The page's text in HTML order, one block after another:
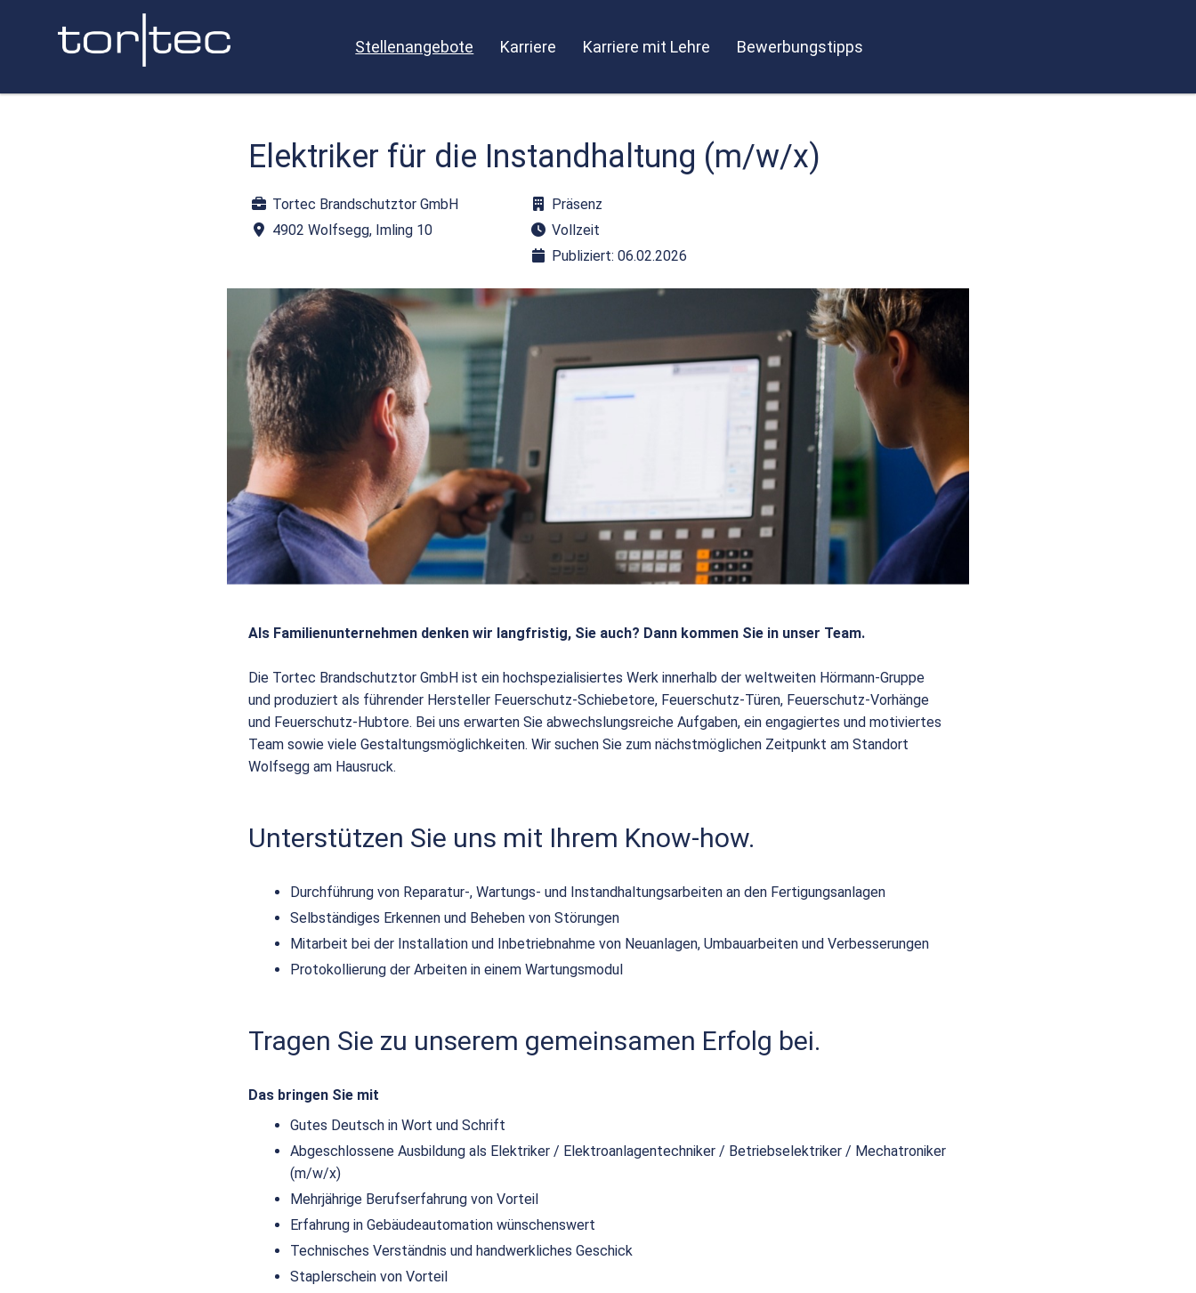
Stellenangebote Karriere Karriere mit Lehre Bewerbungstipps
Elektriker für die Instandhaltung (m/w/x)
Tortec Brandschutztor GmbH
4902 Wolfsegg, Imling 10
Präsenz
Vollzeit
Publiziert: 06.02.2026
Als Familienunternehmen denken wir langfristig, Sie auch? Dann kommen Sie in unser Team.
Die Tortec Brandschutztor GmbH ist ein hochspezialisiertes Werk innerhalb der weltweiten Hörmann-Gruppe
und produziert als führender Hersteller Feuerschutz-Schiebetore, Feuerschutz-Türen, Feuerschutz-Vorhänge
und Feuerschutz-Hubtore. Bei uns erwarten Sie abwechslungsreiche Aufgaben, ein engagiertes und motiviertes
Team sowie viele Gestaltungsmöglichkeiten. Wir suchen Sie zum nächstmöglichen Zeitpunkt am Standort
Wolfsegg am Hausruck.
Unterstützen Sie uns mit Ihrem Know-how.
Durchführung von Reparatur-, Wartungs- und Instandhaltungsarbeiten an den Fertigungsanlagen
Selbständiges Erkennen und Beheben von Störungen
Mitarbeit bei der Installation und Inbetriebnahme von Neuanlagen, Umbauarbeiten und Verbesserungen
Protokollierung der Arbeiten in einem Wartungsmodul
Tragen Sie zu unserem gemeinsamen Erfolg bei.
Das bringen Sie mit
Gutes Deutsch in Wort und Schrift
Abgeschlossene Ausbildung als Elektriker / Elektroanlagentechniker / Betriebselektriker / Mechatroniker
(m/w/x)
Mehrjährige Berufserfahrung von Vorteil
Erfahrung in Gebäudeautomation wünschenswert
Technisches Verständnis und handwerkliches Geschick
Staplerschein von Vorteil